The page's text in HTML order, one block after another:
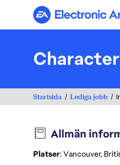
Electronic
Startsida Lediga jobb
Allmän
Platser: Vancouver,